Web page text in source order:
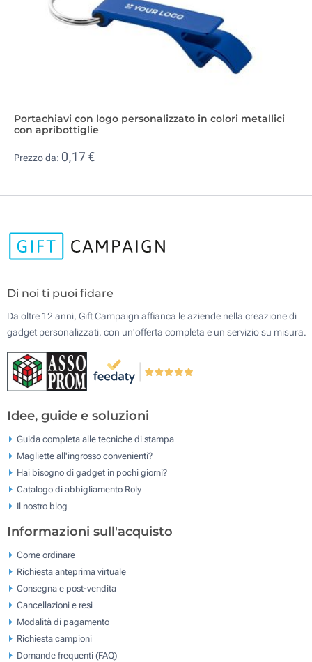
Portachiavi con logo personalizzato in colori metallici
con apribottiglie
Prezzo da: 0,17 €
Di noi ti puoi fidare
Da oltre 12 anni, Gift Campaign affianca le aziende nella creazione di
gadget personalizzati, con un'offerta completa e un servizio su misura.
Idee, guide e soluzioni
Guida completa alle tecniche di stampa
Magliette all'ingrosso convenienti?
Hai bisogno di gadget in pochi giorni?
Catalogo di abbigliamento Roly
Il nostro blog
Informazioni sull'acquisto
Come ordinare
Richiesta anteprima virtuale
Consegna e post-vendita
Cancellazioni e resi
Modalità di pagamento
Richiesta campioni
Domande frequenti (FAQ)